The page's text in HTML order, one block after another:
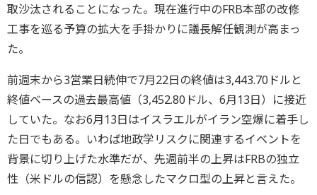
取沙汰されることになった。現在進行中のFRB本部の改修
工事を巡る予算の拡大を手掛かりに議長解任観測が高まっ
た。
前週末から3営業日続伸で7月22日の終値は3,443.70ドルと
終値ベースの過去最高値（3,452.80ドル、6月13日）に接近
していた。なお6月13日はイスラエルがイラン空爆に着手し
た日でもある。いわば地政学リスクに関連するイベントを
背景に切り上げた水準だが、先週前半の上昇はFRBの独立
性（米ドルの信認）を懸念したマクロ型の上昇と言えた。